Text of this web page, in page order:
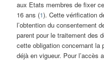
aux Etats membres de fixer
16 ans (1). Cette vérification
l’obtention du consentement
parent pour le traitement des
cette obligation concernant la
déjà en vigueur. Pour l’accès